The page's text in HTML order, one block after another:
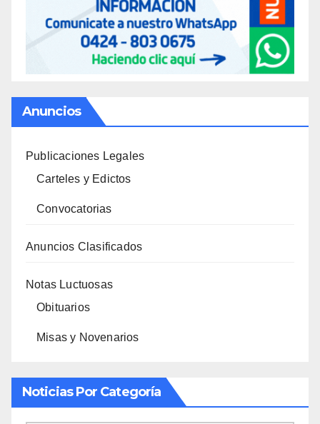
Anuncios
Publicaciones Legales
Carteles y Edictos
Convocatorias
Anuncios Clasificados
Notas Luctuosas
Obituarios
Misas y Novenarios
Noticias Por Categoría